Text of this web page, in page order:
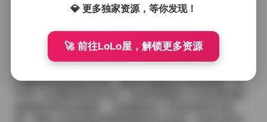
画面带来一种朦胧的诗意，午后的强光则把她的轮廓刻
【岛遇】抖音哈尼小baby（大Baby）合集【1
94P 21V 377M】
次随性的海边漫步记录。她的气质既有少女的纯真，又
💎 更多独家资源，等你发现！
🚀 前往LoLo屋，解锁更多资源